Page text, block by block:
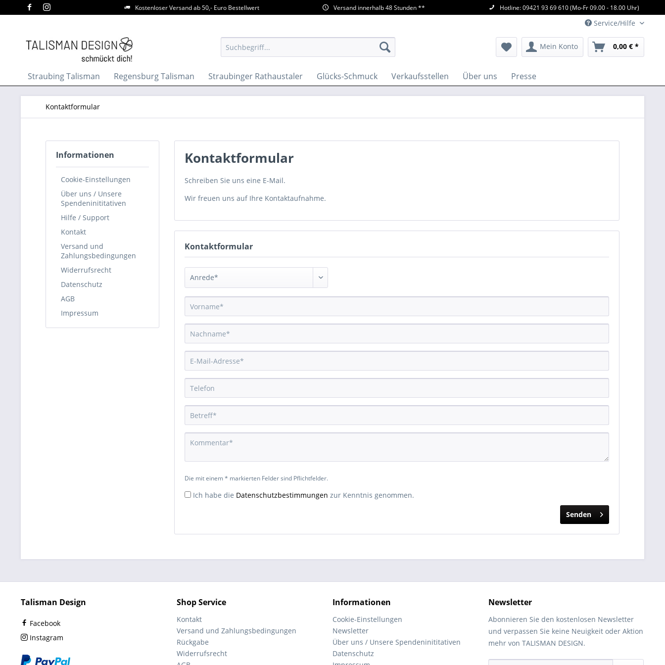
Kostenloser Versand ab 50,- Euro Bestellwert Versand innerhalb 48 Stunden ** Hotline: 09421 93 69 610 (Mo-Fr 09.00 - 18.00 Uhr)
Service/Hilfe
Mein Konto 0,00 € *
Straubing Talisman Regensburg Talisman Straubinger Rathaustaler Glücks-Schmuck Verkaufsstellen Über uns Presse
Kontaktformular
Informationen
Cookie-Einstellungen
Über uns / Unsere
Spendeninititativen
Hilfe / Support
Kontakt
Versand und
Zahlungsbedingungen
Widerrufsrecht
Datenschutz
AGB
Impressum
Kontaktformular
Schreiben Sie uns eine E-Mail.
Wir freuen uns auf Ihre Kontaktaufnahme.
Kontaktformular
Die mit einem * markierten Felder sind Pflichtfelder.
Ich habe die Datenschutzbestimmungen zur Kenntnis genommen.
Senden
Talisman Design
Facebook
Instagram
Shop Service
Kontakt
Versand und Zahlungsbedingungen
Rückgabe
Widerrufsrecht
Informationen
Cookie-Einstellungen
Newsletter
Über uns / Unsere Spendeninititativen
Datenschutz
Newsletter
Abonnieren Sie den kostenlosen Newsletter
und verpassen Sie keine Neuigkeit oder Aktion
mehr von TALISMAN DESIGN.